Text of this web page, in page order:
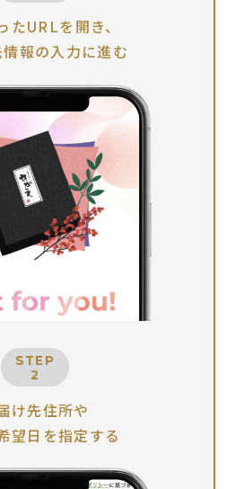
たURLを開き、
報の入力に進む
STEP
2
け先住所や
望日を指定する